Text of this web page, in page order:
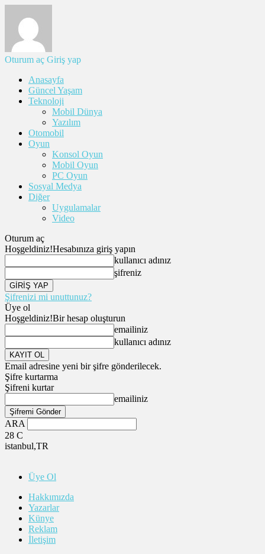
Oturum aç Giriş yap
Anasayfa
Güncel Yaşam
Teknoloji
Mobil Dünya
Yazılım
Otomobil
Oyun
Konsol Oyun
Mobil Oyun
PC Oyun
Sosyal Medya
Diğer
Uygulamalar
Video
Oturum aç
Hoşgeldiniz!Hesabınıza giriş yapın
kullanıcı adınız
şifreniz
Şifrenizi mi unuttunuz?
Üye ol
Hoşgeldiniz!Bir hesap oluşturun
emailiniz
kullanıcı adınız
Email adresine yeni bir şifre gönderilecek.
Şifre kurtarma
Şifreni kurtar
emailiniz
ARA
28 C
istanbul,TR
Üye Ol
Hakkımızda
Yazarlar
Künye
Reklam
İletişim